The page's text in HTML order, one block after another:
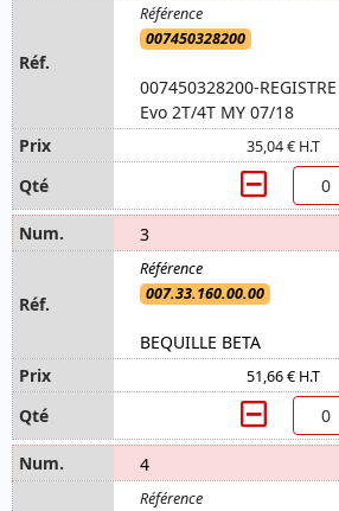
007450328200
007450328200-
Evo 2T/4T MY 07/18
35,04 € H.T
3
007.33.160.00.00
BEQUILLE BETA
51,66 € H.T
4